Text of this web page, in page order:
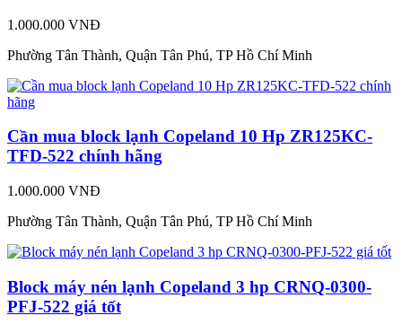
1.000.000 VNĐ
Phường Tân Thành, Quận Tân Phú, TP Hồ Chí Minh
Cần mua block lạnh Copeland 10 Hp ZR125KC-
TFD-522 chính hãng
1.000.000 VNĐ
Phường Tân Thành, Quận Tân Phú, TP Hồ Chí Minh
Block máy nén lạnh Copeland 3 hp CRNQ-0300-
PFJ-522 giá tốt